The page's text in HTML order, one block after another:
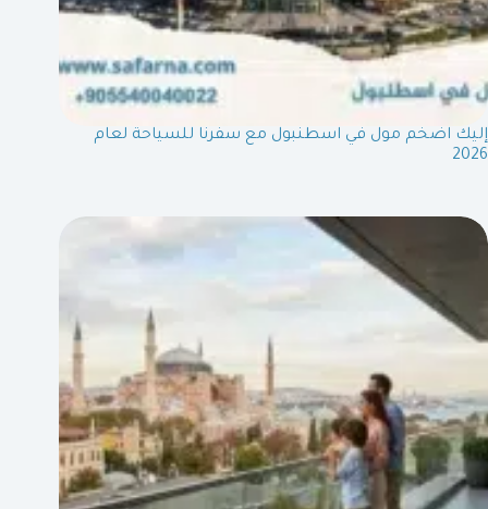
إليك اضخم مول في اسطنبول مع سفرنا للسياحة لعام
2026